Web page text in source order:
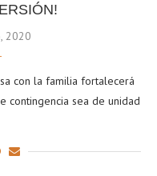
2020
con la familia fortalecerá
contingencia sea de unidad